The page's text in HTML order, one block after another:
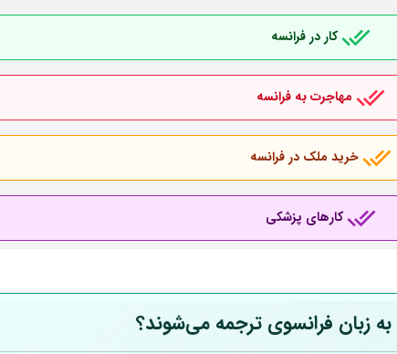
کار در فرانسه
مهاجرت به فرانسه
خرید ملک در فرانسه
کارهای پزشکی
زبان فرانسوی ترجمه می‌شوند؟